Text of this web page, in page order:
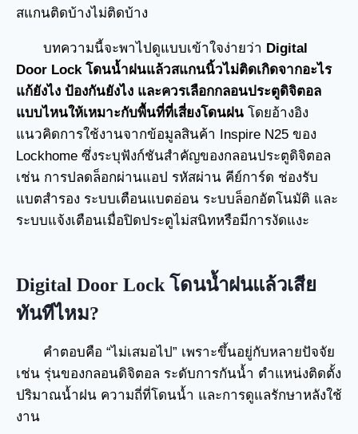
สแกนติดบ้างไม่ติดบ้าง
บทความนี้จะพาไปดูแบบเข้าใจง่ายว่า Digital
Door Lock โดนน้ำฝนแล้วสแกนนิ้วไม่ติดเกิดจากอะไร
แก้ยังไง ป้องกันยังไง และควรเลือกกลอนประตูดิจิตอล
แบบไหนให้เหมาะกับพื้นที่ที่เสี่ยงโดนฝน โดยอ้างอิง
แนวคิดการใช้งานจากข้อมูลสินค้า Inspire N25 ของ
Lockhome ซึ่งระบุฟังก์ชันสำคัญของกลอนประตูดิจิตอล
เช่น การปลดล็อกผ่านแอป รหัสผ่าน คีย์การ์ด ช่องรับ
แบตสำรอง ระบบเตือนแบตอ่อน ระบบล็อกอัตโนมัติ และ
ระบบแจ้งเตือนเมื่อปิดประตูไม่สนิทหรือมีการงัดแงะ
Digital Door Lock โดนน้ำฝนแล้วเสีย
ทันทีไหม?
คำตอบคือ “ไม่เสมอไป” เพราะขึ้นอยู่กับหลายปัจจัย
เช่น รุ่นของกลอนดิจิตอล ระดับการกันน้ำ ตำแหน่งติดตั้ง
ปริมาณน้ำฝน ความถี่ที่โดนน้ำ และการดูแลรักษาหลังใช้
งาน